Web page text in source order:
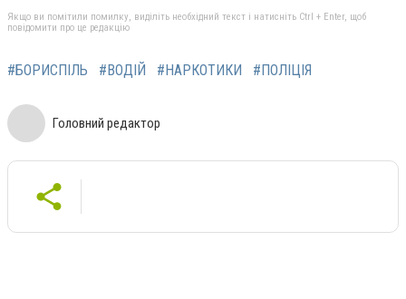
Якщо ви помітили помилку, виділіть необхідний текст і натисніть Ctrl + Enter, щоб
повідомити про це редакцію
#БОРИСПІЛЬ #ВОДІЙ #НАРКОТИКИ #ПОЛІЦІЯ
Головний редактор